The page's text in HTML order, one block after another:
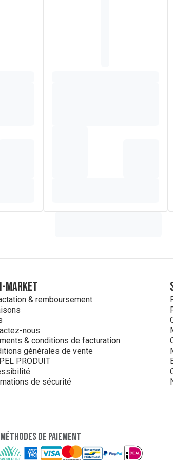
MARKET
& remboursement
nous
& conditions de facturation
générales de vente
PRODUIT
de sécurité
Méthodes de paiement